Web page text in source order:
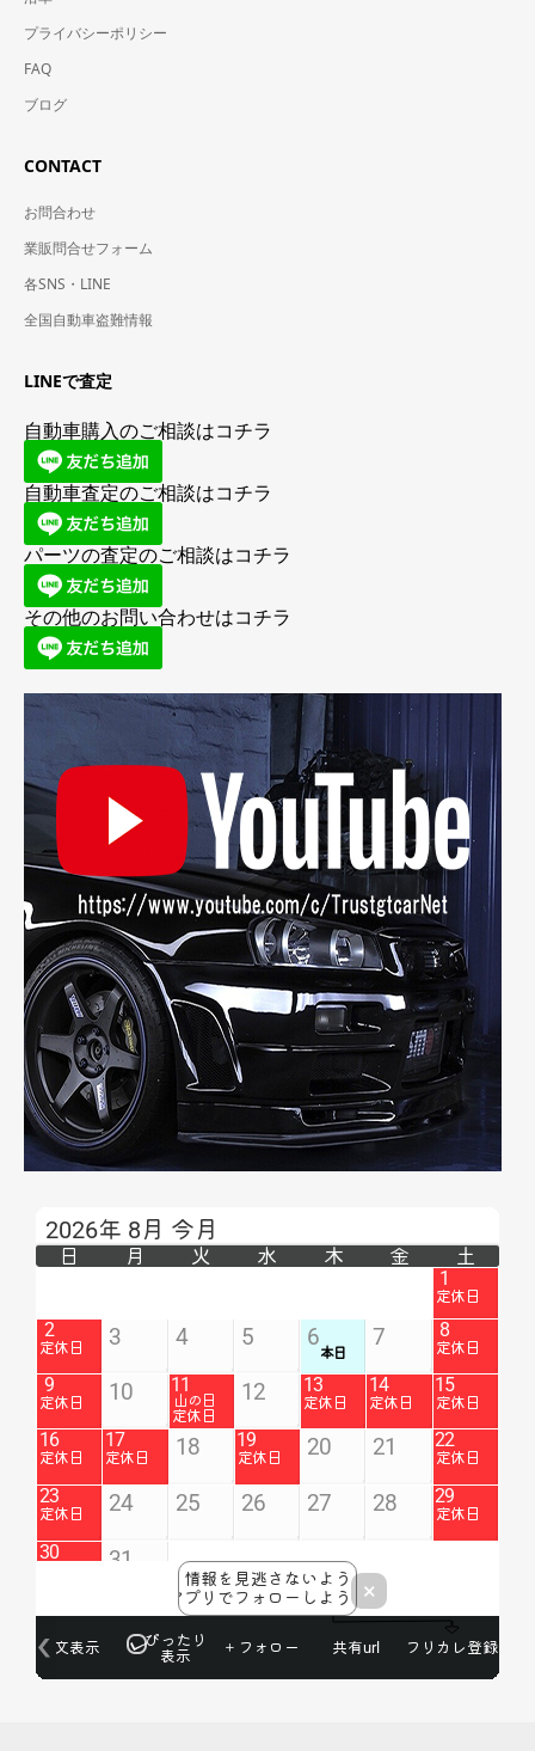
プライバシーポリシー
FAQ
ブログ
CONTACT
お問合わせ
業販問合せフォーム
各SNS・LINE
全国自動車盗難情報
LINEで査定
自動車購入のご相談はコチラ
自動車査定のご相談はコチラ
パーツの査定のご相談はコチラ
その他のお問い合わせはコチラ